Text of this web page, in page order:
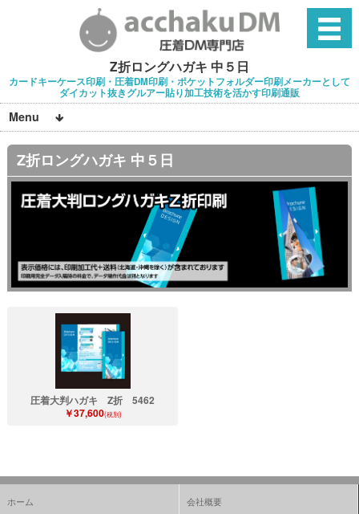
Z折ロングハガキ 中５日
カードキーケース印刷・圧着DM印刷・ポケットフォルダー印刷メーカーとして
ダイカット抜きグルアー貼り加工技術を活かす印刷通販
Menu
Z折ロングハガキ 中５日
圧着大判ハガキ Z折 5462
￥37,600(税別)
ホーム 会社概要